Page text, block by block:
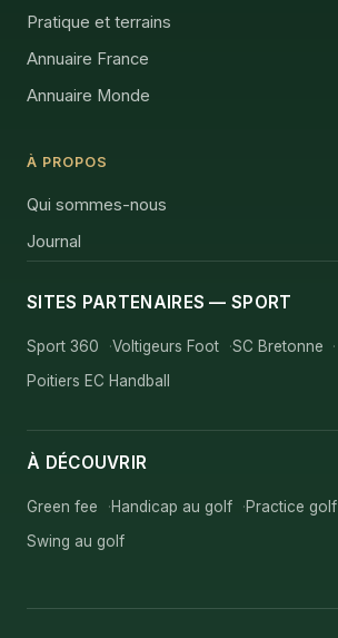
Pratique et terrains
Annuaire France
Annuaire Monde
À PROPOS
Qui sommes-nous
Journal
SITES PARTENAIRES — SPORT
Sport 360 Voltigeurs Foot
SC Bretonne
Poitiers EC Handball
À DÉCOUVRIR
Green fee Handicap au golf Practice golf
Swing au golf